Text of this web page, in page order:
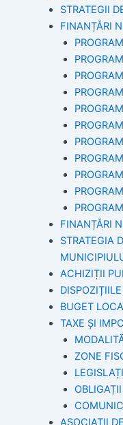
STRATEGII
FINANȚĂRI
FINANȚĂRI
STRATEGIA
ACHIZIȚII
BUGET
TAXE ȘI
ZONE